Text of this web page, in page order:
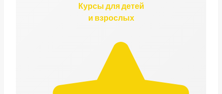
Курсы для детей
и взрослых